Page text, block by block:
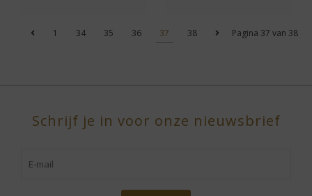
Pagina 37 van 38
1 34 35 36 37 38
Schrijf je in voor onze nieuwsbrief